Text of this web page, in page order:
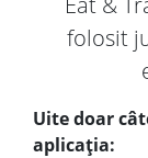
folosit
Uite doar
aplicația: